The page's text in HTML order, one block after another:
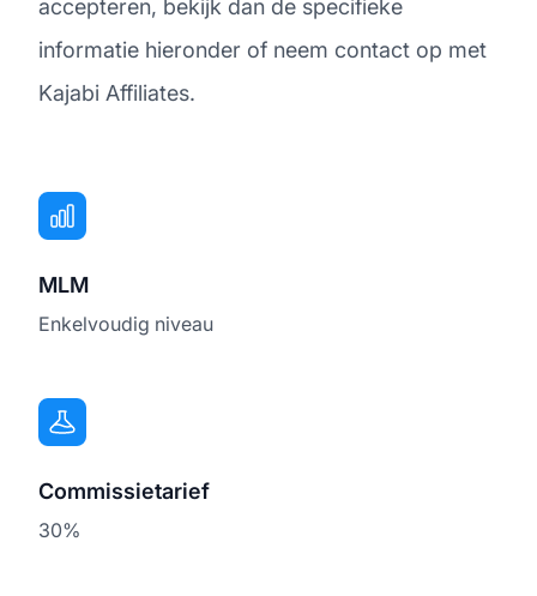
accepteren, bekijk dan de specifieke
informatie hieronder of neem contact op met
Kajabi Affiliates.
MLM
Enkelvoudig niveau
Commissietarief
30%